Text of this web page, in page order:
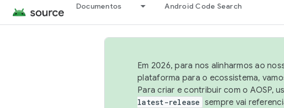
Documentos Android Code Search
Em 2026, para nos alinharmos ao
plataforma para o ecossistema,
Para criar e contribuir com o AOSP,
latest-release sempre vai